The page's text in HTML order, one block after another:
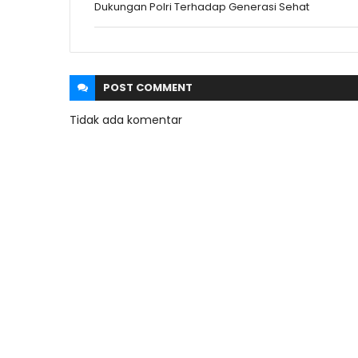
Dukungan Polri Terhadap Generasi Sehat
POST COMMENT
Tidak ada komentar